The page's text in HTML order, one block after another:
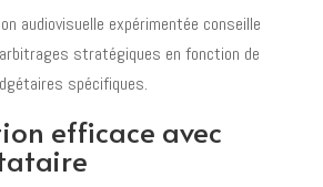
audiovisuelle expérimentée conseille
stratégiques en fonction de
spécifiques.
efficace avec